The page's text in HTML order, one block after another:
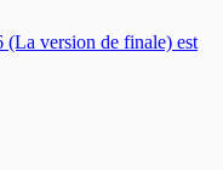
(La version de finale) est